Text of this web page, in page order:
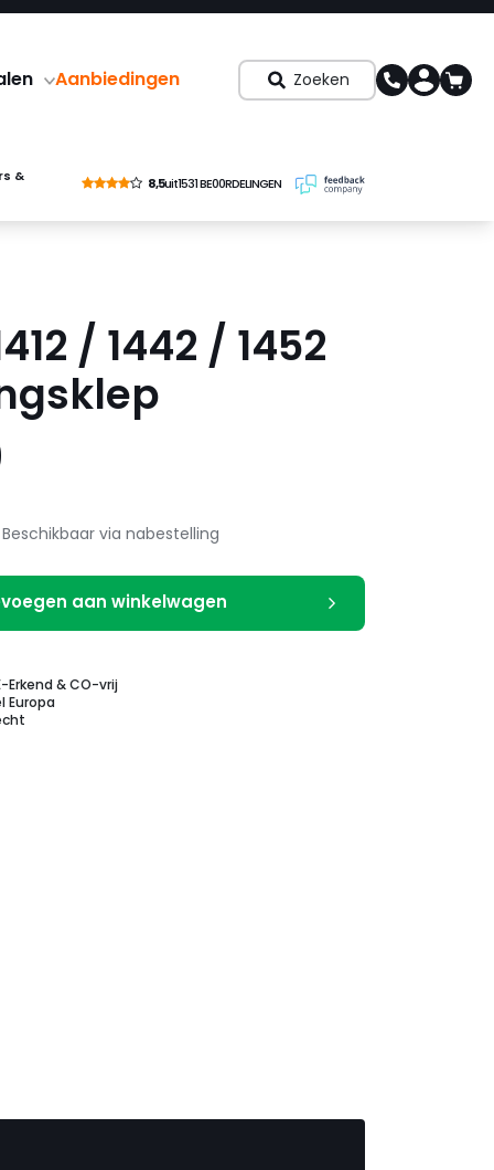
Aanbiedingen Zoeken
&
8,5uit1531 BE00RDELINGEN
/ 1442 / 1452
Beschikbaar via nabestelling
aan winkelwagen
Erkend & CO-vrij
Europa